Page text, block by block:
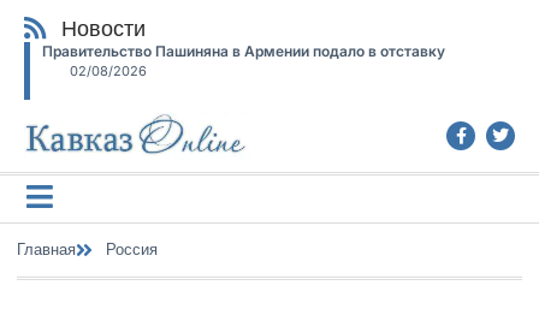
Новости
Правительство Пашиняна в Армении подало в отставку
02/08/2026
Главная Россия